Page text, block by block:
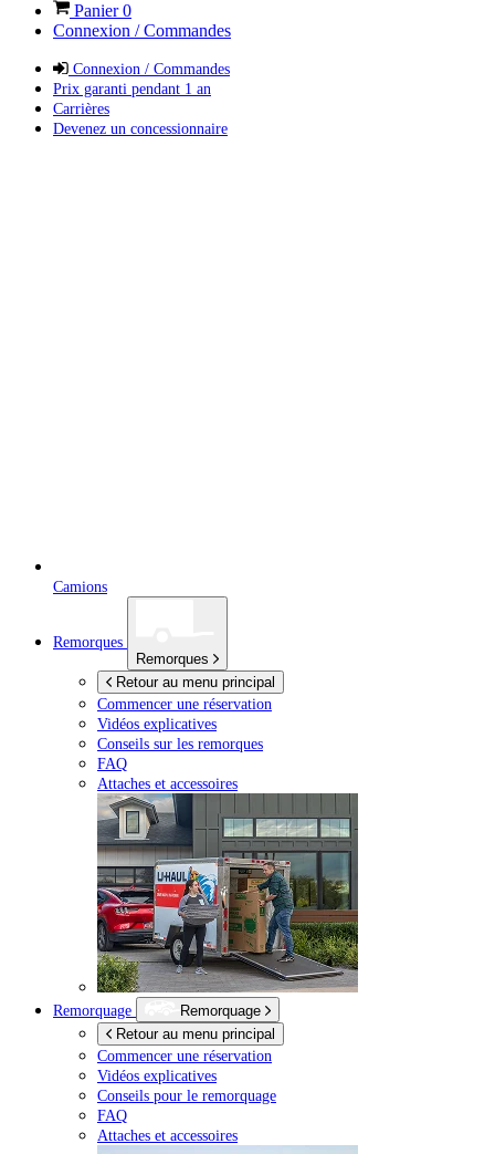
Panier0
Connexion / Commandes
Connexion / Commandes
Prix garanti pendant 1 an
Carrières
Devenez un concessionnaire
Camions
Remorques
Remorques
Retour au menu principal
Commencer une réservation
Vidéos explicatives
Conseils sur les remorques
FAQ
Attaches et accessoires
Remorquage
Remorquage
Retour au menu principal
Commencer une réservation
Vidéos explicatives
Conseils pour le remorquage
FAQ
Attaches et accessoires